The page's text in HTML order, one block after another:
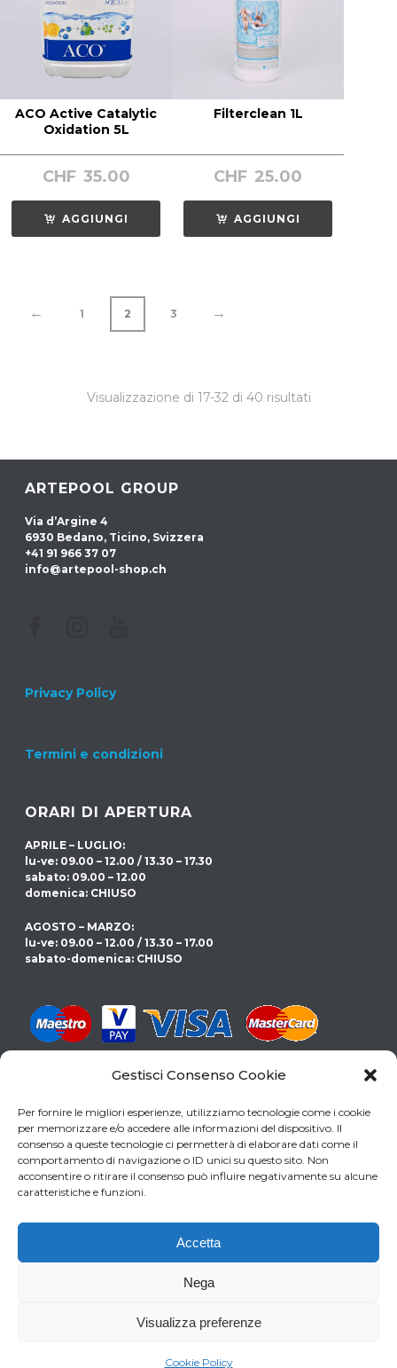
Gestisci Consenso Cookie
Per fornire le migliori esperienze, utilizziamo tecnologie come i cookie
per memorizzare e/o accedere alle informazioni del dispositivo. Il
consenso a queste tecnologie ci permetterà di elaborare dati come il
comportamento di navigazione o ID unici su questo sito. Non
acconsentire o ritirare il consenso può influire negativamente su alcune
caratteristiche e funzioni.
Accetta
Nega
Visualizza preferenze
Cookie Policy
ACO Active Catalytic
Oxidation 5L
CHF 35.00
AGGIUNGI
Filterclean 1L
CHF 25.00
AGGIUNGI
← 1 2 3 →
Visualizzazione di 17-32 di 40 risultati
ARTEPOOL GROUP
Via d’Argine 4
6930 Bedano, Ticino, Svizzera
+41 91 966 37 07
info@artepool-shop.ch
Privacy Policy
Termini e condizioni
ORARI DI APERTURA
APRILE – LUGLIO:
lu-ve: 09.00 – 12.00 / 13.30 – 17.30
sabato: 09.00 – 12.00
domenica: CHIUSO
AGOSTO – MARZO:
lu-ve: 09.00 – 12.00 / 13.30 – 17.00
sabato-domenica: CHIUSO
SCARICA LA NOSTRA GUIDA
Copyright 2017 by ADVagency.ch